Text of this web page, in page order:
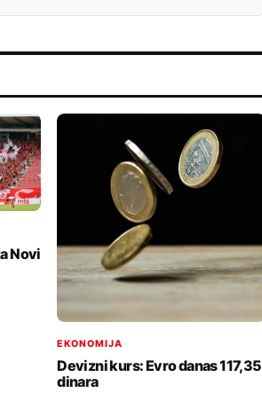
Novi
EKONOMIJA
Devizni kurs: Evro danas 117,35
dinara